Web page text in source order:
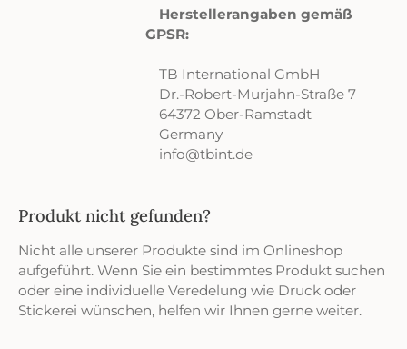
Herstellerangaben gemäß
GPSR:
TB International GmbH
Dr.-Robert-Murjahn-Straße 7
64372 Ober-Ramstadt
Germany
info@tbint.de
Produkt nicht gefunden?
Nicht alle unserer Produkte sind im Onlineshop
aufgeführt. Wenn Sie ein bestimmtes Produkt suchen
oder eine individuelle Veredelung wie Druck oder
Stickerei wünschen, helfen wir Ihnen gerne weiter.